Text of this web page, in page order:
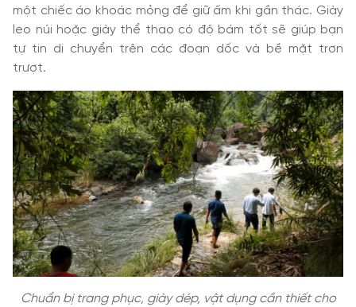
một chiếc áo khoác mỏng để giữ ấm khi gần thác. Giày
leo núi hoặc giày thể thao có độ bám tốt sẽ giúp bạn
tự tin di chuyển trên các đoạn dốc và bề mặt trơn
trượt.
Chuẩn bị trang phục, giày dép, vật dụng cần thiết cho